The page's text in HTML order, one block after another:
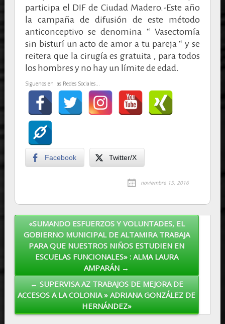
participa el DIF de Ciudad Madero.-Este año
la campaña de difusión de este método
anticonceptivo se denomina “ Vasectomía
sin bisturí un acto de amor a tu pareja “ y se
reitera que la cirugía es gratuita , para todos
los hombres y no hay un límite de edad.
Siguenos en las Redes Sociales...
Facebook Twitter/X
noviembre 15, 2016
Post navigation
«SUMANDO ESFUERZOS Y VOLUNTADES, EL
GOBIERNO MUNICIPAL DE ALTAMIRA TRABAJA
PARA QUE NUESTROS NIÑOS ESTUDIEN EN
ESCUELAS FUNCIONALES» : ALMA LAURA
AMPARÁN →
← SUPERVISA AZ TRABAJOS DE MEJORA DE
ACCESOS A LA COLONIA » ADRIANA GONZÁLEZ DE
HERNÁNDEZ»